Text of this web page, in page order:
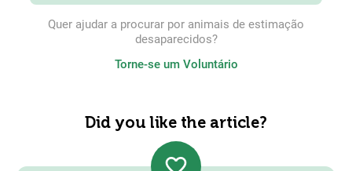
Quer ajudar a procurar por animais de estimação
desaparecidos?
Torne-se um Voluntário
Did you like the article?